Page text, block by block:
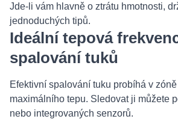
Jde-li vám hlavně o ztrátu hmotnosti,
jednoduchých tipů.
Ideální tepová
spalování tuků
Efektivní spalování tuku probíhá v
maximálního tepu. Sledovat ji můžete
nebo integrovaných senzorů.